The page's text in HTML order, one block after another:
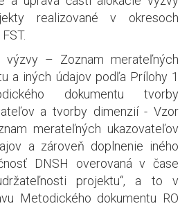
realizované v okresoch
výzvy – Zoznam merateľných
a iných údajov podľa Prílohy 1
dokumentu tvorby
a tvorby dimenzií - Vzor
merateľných ukazovateľov
a zároveň doplnenie iného
DNSH overovaná v čase
projektu“, a to v
Metodického dokumentu RO